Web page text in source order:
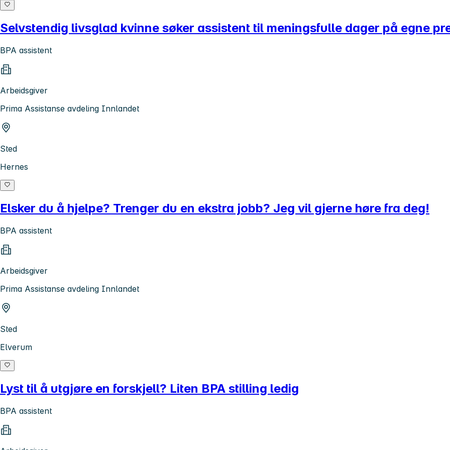
Selvstendig livsglad kvinne søker assistent til meningsfulle dager på egne
BPA assistent
Arbeidsgiver
Prima Assistanse avdeling Innlandet
Sted
Hernes
Elsker du å hjelpe? Trenger du en ekstra jobb? Jeg vil gjerne høre fra deg!
BPA assistent
Arbeidsgiver
Prima Assistanse avdeling Innlandet
Sted
Elverum
Lyst til å utgjøre en forskjell? Liten BPA stilling ledig
BPA assistent